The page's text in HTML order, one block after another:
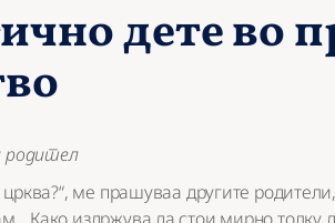
дете во
родител
црква?“, ме прашуваа другите